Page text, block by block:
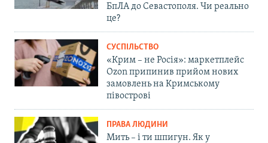
БпЛА до Севастополя. Чи реально
це?
СУСПІЛЬСТВО
«Крим – не Росія»: маркетплейс
Ozon припинив прийом нових
замовлень на Кримському
півострові
ПРАВА ЛЮДИНИ
Мить – і ти шпигун. Як у